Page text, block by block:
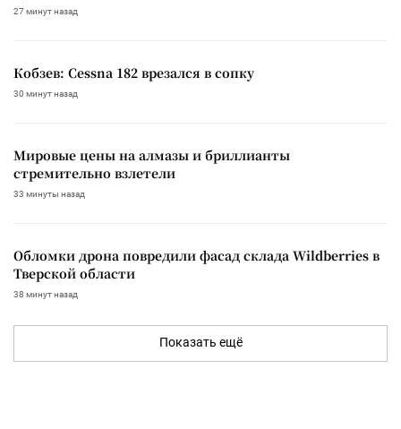
27 минут назад
Кобзев: Cessna 182 врезался в сопку
30 минут назад
Мировые цены на алмазы и бриллианты
стремительно взлетели
33 минуты назад
Обломки дрона повредили фасад склада Wildberries в
Тверской области
38 минут назад
Показать ещё